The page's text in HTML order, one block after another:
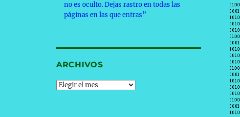
no es oculto. Dejas rastro en todas las
páginas en las que entras”
ARCHIVOS
Archivos